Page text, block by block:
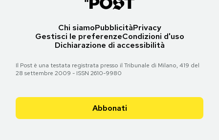
Chi siamoPubblicitàPrivacy
Gestisci le preferenzeCondizioni d'uso
Dichiarazione di accessibilità
Il Post è una testata registrata presso il Tribunale di Milano, 419 del
28 settembre 2009 - ISSN 2610-9980
Abbonati